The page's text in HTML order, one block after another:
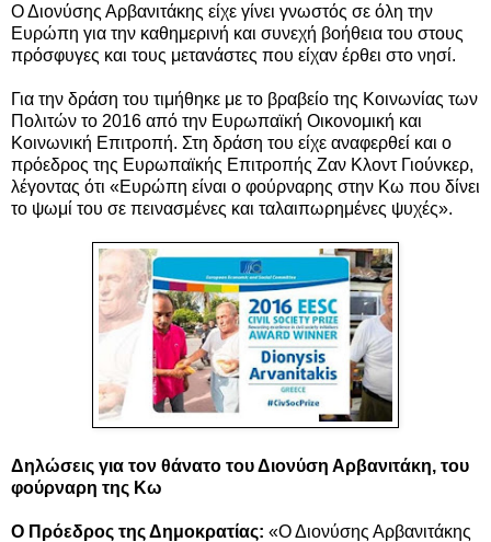
Ο Διονύσης Αρβανιτάκης είχε γίνει γνωστός σε όλη την
Ευρώπη για την καθημερινή και συνεχή βοήθεια του στους
πρόσφυγες και τους μετανάστες που είχαν έρθει στο νησί.
Για την δράση του τιμήθηκε με το βραβείο της Κοινωνίας των
Πολιτών το 2016 από την Ευρωπαϊκή Οικονομική και
Κοινωνική Επιτροπή. Στη δράση του είχε αναφερθεί και ο
πρόεδρος της Ευρωπαϊκής Επιτροπής Ζαν Κλοντ Γιούνκερ,
λέγοντας ότι «Ευρώπη είναι ο φούρναρης στην Κω που δίνει
το ψωμί του σε πεινασμένες και ταλαιπωρημένες ψυχές».
Δηλώσεις για τον θάνατο του Διονύση Αρβανιτάκη, του
φούρναρη της Κω
Ο Πρόεδρος της Δημοκρατίας: «Ο Διονύσης Αρβανιτάκης